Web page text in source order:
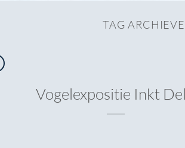
TAG
Vogelexpositie Inkt